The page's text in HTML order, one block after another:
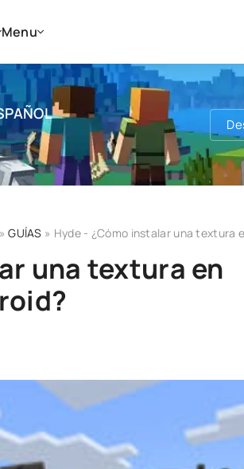
Menu
»GUÍAS » Hyde - ¿Cómo instalar una textura en
una textura en